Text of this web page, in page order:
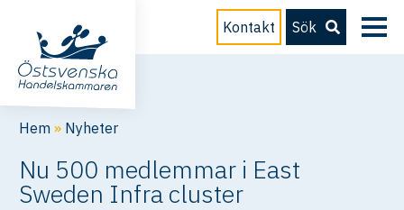
Kontakt Sök
Hem » Nyheter
Nu 500 medlemmar i East
Sweden Infra cluster